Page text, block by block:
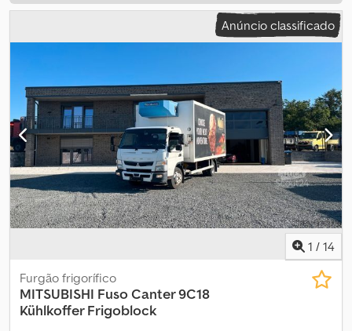
Anúncio classificado
1 / 14
Furgão frigorífico
MITSUBISHI Fuso Canter 9C18
Kühlkoffer Frigoblock